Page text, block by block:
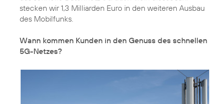
stecken wir 1,3 Milliarden Euro in den weiteren Ausbau
des Mobilfunks.
Wann kommen Kunden in den Genuss des schnellen
5G-Netzes?